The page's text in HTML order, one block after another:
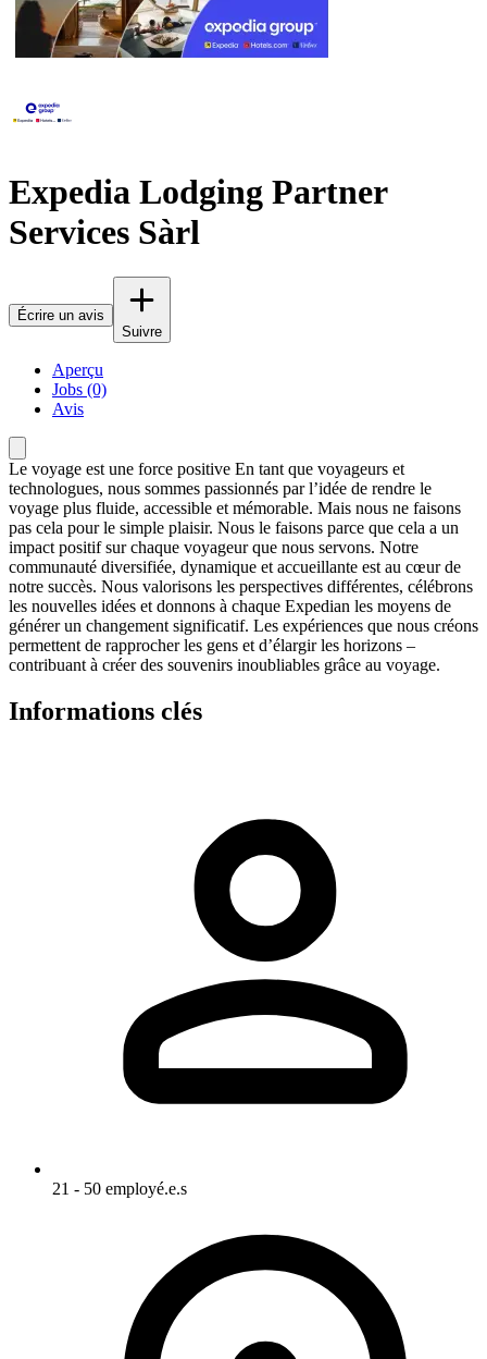
Expedia Lodging Partner
Services Sàrl
Écrire un avis
Suivre
Aperçu
Jobs (0)
Avis
Le voyage est une force positive En tant que voyageurs et
technologues, nous sommes passionnés par l’idée de rendre le
voyage plus fluide, accessible et mémorable. Mais nous ne faisons
pas cela pour le simple plaisir. Nous le faisons parce que cela a un
impact positif sur chaque voyageur que nous servons. Notre
communauté diversifiée, dynamique et accueillante est au cœur de
notre succès. Nous valorisons les perspectives différentes, célébrons
les nouvelles idées et donnons à chaque Expedian les moyens de
générer un changement significatif. Les expériences que nous créons
permettent de rapprocher les gens et d’élargir les horizons –
contribuant à créer des souvenirs inoubliables grâce au voyage.
Informations clés
21 - 50 employé.e.s